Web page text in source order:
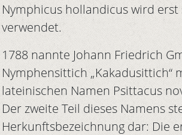
Nymphicus hollandicus wird erst
verwendet.
1788 nannte Johann Friedrich
Nymphensittich „Kakadusittich“
lateinischen Namen Psittacus
Der zweite Teil dieses Namens
Herkunftsbezeichnung dar: Die